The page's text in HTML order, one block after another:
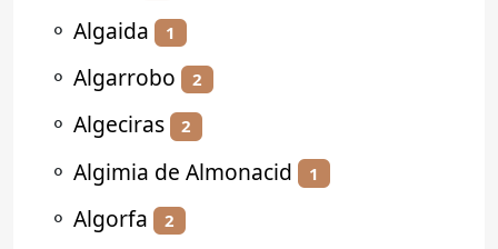
⚬ Algaida 1
⚬ Algarrobo 2
⚬ Algeciras 2
⚬ Algimia de Almonacid 1
⚬ Algorfa 2